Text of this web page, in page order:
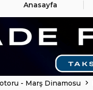
Anasayfa
- Marş Dinamosu